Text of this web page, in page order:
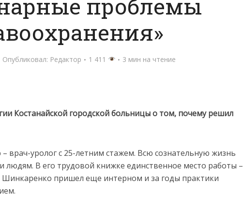
проблемы
Опубликовал: Редактор 1 411 3 мин на чтение
Костанайской городской больницы о том, почему решил
врач-уролог с 25-летним стажем. Всю сознательную жизнь
В его трудовой книжке единственное место работы –
пришел еще интерном и за годы практики